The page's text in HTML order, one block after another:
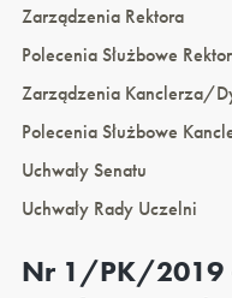
Zarządzenia Rektora
Polecenia Służbowe
Zarządzenia Kanclerza/
Polecenia Służbowe
Uchwały Senatu
Uchwały Rady Uczelni
Nr 1/PK/2019